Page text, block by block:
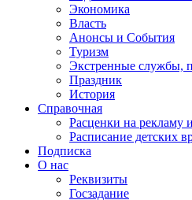
Экономика
Власть
Анонсы и События
Туризм
Экстренные службы,
Праздник
История
Справочная
Расценки на рекламу
Расписание детских
Подписка
О нас
Реквизиты
Госзадание